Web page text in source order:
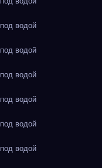
водой
водой
водой
водой
водой
водой